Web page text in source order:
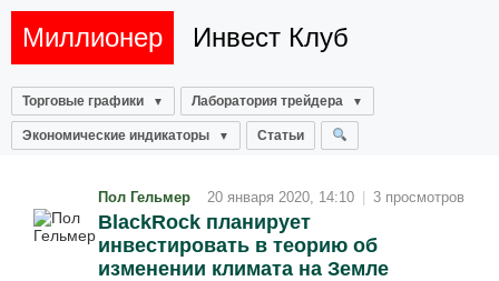
Миллионер Инвест Клуб
Торговые графики Лаборатория трейдера
Экономические индикаторы Статьи
Пол Гельмер 20 января 2020, 14:10 3 просмотров
BlackRock планирует
инвестировать в теорию об
изменении климата на Земле